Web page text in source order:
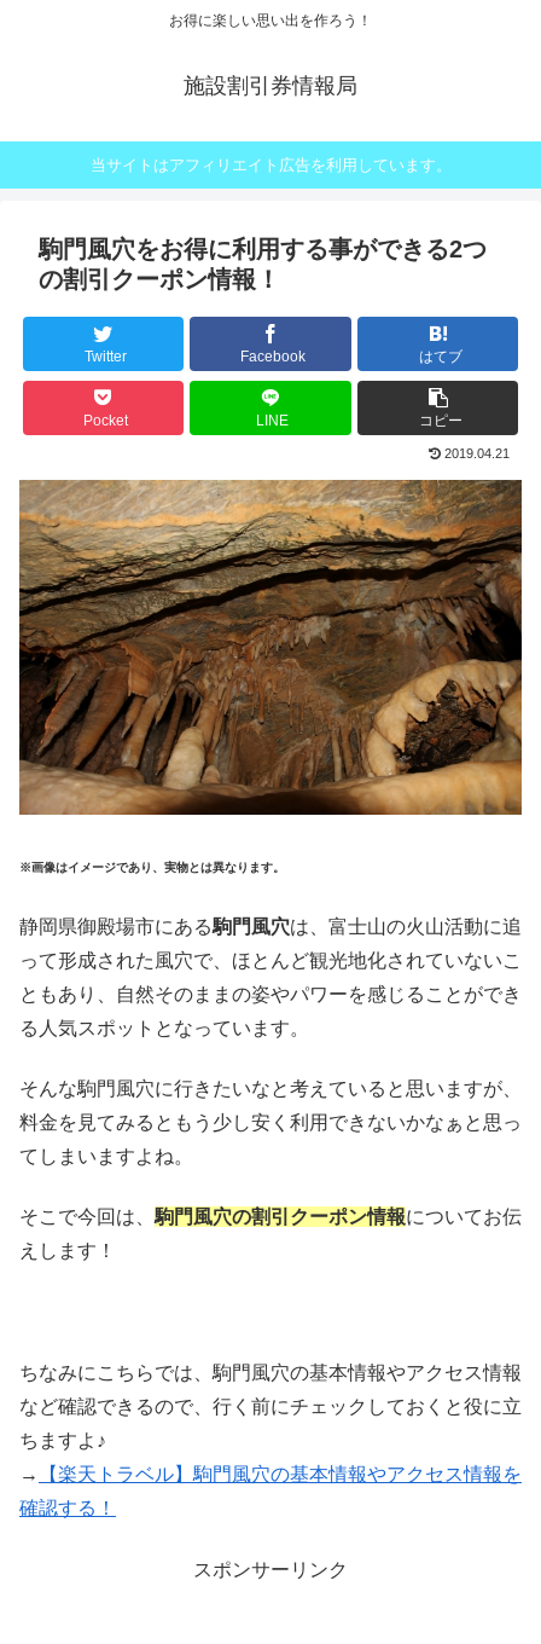
お得に楽しい思い出を作ろう！
施設割引券情報局
当サイトはアフィリエイト広告を利用しています。
駒門風穴をお得に利用する事ができる2つ
の割引クーポン情報！
Twitter Facebook はてブ
Pocket LINE コピー
2019.04.21
※画像はイメージであり、実物とは異なります。
静岡県御殿場市にある駒門風穴は、富士山の火山活動に追
って形成された風穴で、ほとんど観光地化されていないこ
ともあり、自然そのままの姿やパワーを感じることができ
る人気スポットとなっています。
そんな駒門風穴に行きたいなと考えていると思いますが、
料金を見てみるともう少し安く利用できないかなぁと思っ
てしまいますよね。
そこで今回は、駒門風穴の割引クーポン情報についてお伝
えします！
ちなみにこちらでは、駒門風穴の基本情報やアクセス情報
など確認できるので、行く前にチェックしておくと役に立
ちますよ♪
→
【楽天トラベル】駒門風穴の基本情報やアクセス情報を
確認する！
スポンサーリンク